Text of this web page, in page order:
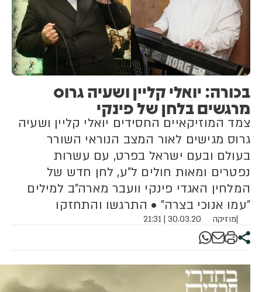
כתב.
בכורה: יואלי קליין ושעיה גרוס
מרגשים בלחן של פינקי
צמד המוזיקאיים החסידים יואלי קליין ושעיה
גרוס מגישים לאור המצב הנוראי השורר
בעולם ובעם ישראל בפרט, עם עשרות
נפטרים ומאות חולים ל"ע, לחן חדש של
המלחין האגדי פינקי וועבר מארה"ב למילים
"עמו אנוכי בצרה" • התרגשו והתחזקו
|מוזיקה 30.03.20 | 21:31